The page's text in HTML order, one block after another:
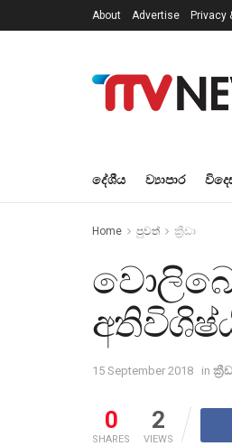
About Advertise Privacy
දේශීය ව්‍යාපාර
Home පුවත් ක්‍රීඩා
15 September 2018 in
0
SHARES
2
VIEWS